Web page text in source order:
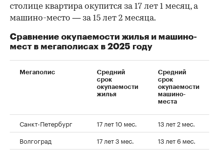
столице квартира окупится за 17 лет 1 месяц, а
машино-место — за 15 лет 2 месяца.
Сравнение окупаемости жилья и машино-
мест в мегаполисах в 2025 году
Мегаполис
Средний
срок
окупаемости
жилья
Средний
срок
окупаемости
машино-
места
Санкт-Петербург 17 лет 10 мес.
13 лет 2 мес.
Волгоград
17 лет 3 мес.
13 лет 6 мес.